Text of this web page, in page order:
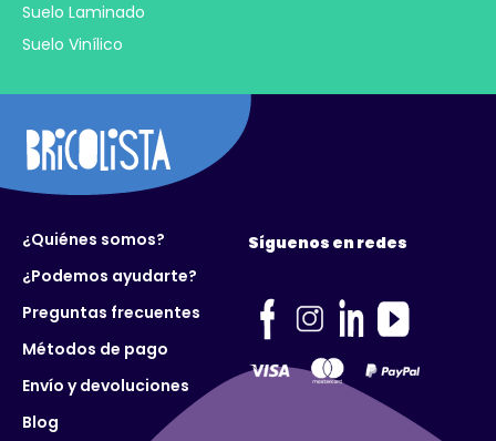
Suelo Laminado
Suelo Vinílico
Síguenos en redes
¿Quiénes somos?
¿Podemos ayudarte?
Preguntas frecuentes
Métodos de pago
Envío y devoluciones
Blog